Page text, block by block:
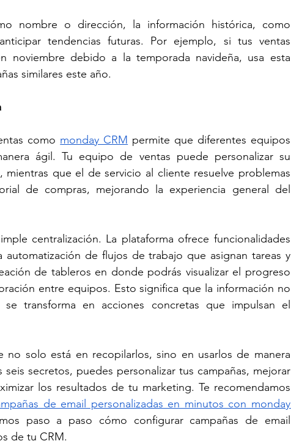
nombre o dirección, la información histórica, como
tendencias futuras. Por ejemplo, si tus ventas
noviembre debido a la temporada navideña, usa esta
similares este año.
como monday CRM permite que diferentes equipos
ágil. Tu equipo de ventas puede personalizar su
mientras que el de servicio al cliente resuelve problemas
de compras, mejorando la experiencia general del
centralización. La plataforma ofrece funcionalidades
automatización de flujos de trabajo que asignan tareas y
de tableros en donde podrás visualizar el progreso
entre equipos. Esto significa que la información no
transforma en acciones concretas que impulsan el
solo está en recopilarlos, sino en usarlos de manera
secretos, puedes personalizar tus campañas, mejorar
los resultados de tu marketing. Te recomendamos
de email personalizadas en minutos con monday
paso a paso cómo configurar campañas de email
de tu CRM.